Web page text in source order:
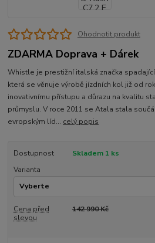
Ohodnotit produkt
ZDARMA Doprava + Dárek
Whistle je prestižní italská značka
která se věnuje výrobě jízdních kol již od
inovativnímu přístupu a důrazu na kvalitu
průmyslu. V roce 2011 se Atala stala
evropským líd... celý popis
Dostupnost
Skladem 1 ks
Varianta
Cena před
slevou
142 990 Kč